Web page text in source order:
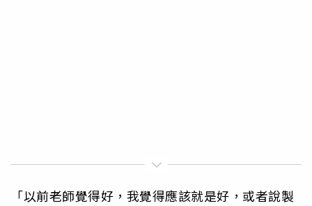
「以前老師覺得好，我覺得應該就是好，或者說製